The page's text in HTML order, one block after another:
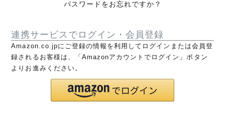
パスワードをお忘れですか？
連携サービスでログイン・会員登録
Amazon.co.jpにご登録の情報を利用してログインまたは会員登
録されるお客様は、「Amazonアカウントでログイン」ボタン
よりお進みください。